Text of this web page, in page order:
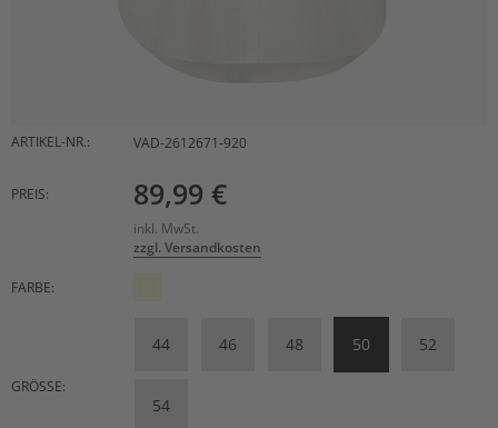
ARTIKEL-NR.: VAD-2612671-920
PREIS: 89,99 €
inkl. MwSt.
zzgl. Versandkosten
FARBE:
GRÖSSE:
44 46 48 50 52
54